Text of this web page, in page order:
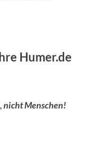
Humer.de
nicht Menschen!